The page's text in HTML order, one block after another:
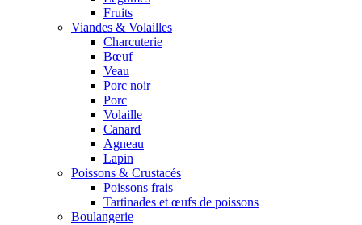
Fruits
Viandes & Volailles
Charcuterie
Bœuf
Veau
Porc noir
Porc
Volaille
Canard
Agneau
Lapin
Poissons & Crustacés
Poissons frais
Tartinades et œufs de poissons
Boulangerie